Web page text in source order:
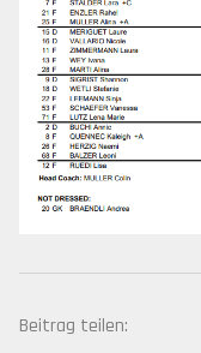
Beitrag teilen: